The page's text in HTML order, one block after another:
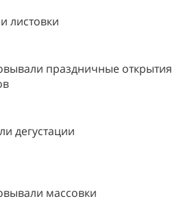
листовки
праздничные открытия
дегустации
массовки